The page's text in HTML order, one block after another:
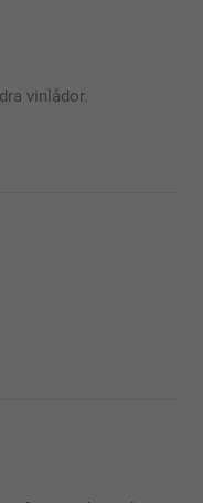
vinlådor.
omdöme, kul att du
visst är det en fin